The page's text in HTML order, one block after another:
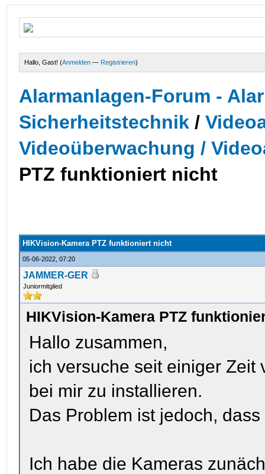
Hallo, Gast! (Anmelden — Registrieren)
Alarmanlagen-Forum -
Sicherheitstechnik /
Videoüberwachung /
PTZ funktioniert nicht
HIKVision-Kamera PTZ funktioniert nicht
05-06-2022, 07:20
JAMMER-GER
Juniormitglied
HIKVision-Kamera PTZ
Hallo zusammen,
ich versuche seit einiger
bei mir zu installieren.
Das Problem ist jedoch,
Ich habe die Kameras